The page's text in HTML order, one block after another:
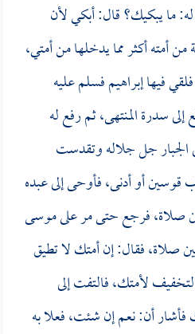
ما يبكيك؟ قال: أبكي لأن
أمته أكثر مما يدخلها من أمتي،
فيها إبراهيم فسلم عليه
سدرة المنتهى، ثم رفع له
الجبار جل جلاله وتقدست
قوسين أو أدنى، فأوحى إلى عبده
صلاة، فرجع حتى مر على موسى
صلاة، فقال: إن أمتك لا تطيق
لأمتك، فالتفت إلى
فأشار أن: نعم إن شئت، فعلا به